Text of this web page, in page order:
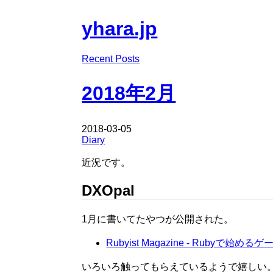
yhara.jp
Recent Posts
2018年2月
2018-03-05
Diary
近況です。
DXOpal
1月に書いてたやつが公開された。
Rubyist Magazine - Rubyで始めるゲ
いろいろ触ってもらえているようで嬉しい。